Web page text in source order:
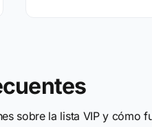
sobre la lista VIP y cómo